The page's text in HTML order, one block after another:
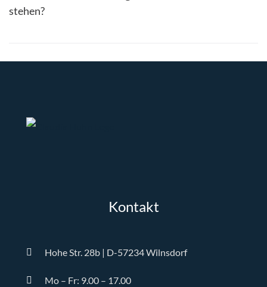
stehen?
Kontakt
Hohe Str. 28b | D-57234 Wilnsdorf
Mo – Fr: 9.00 – 17.00